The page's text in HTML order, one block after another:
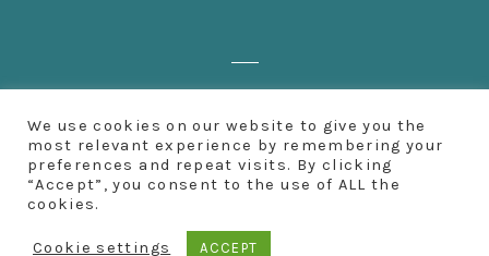
| 50931 Köln | Fon: 0221 500 65 501 |
Impressum
We use cookies on our website to give you the
most relevant experience by remembering your
preferences and repeat visits. By clicking
“Accept”, you consent to the use of ALL the
cookies.
Cookie settings ACCEPT